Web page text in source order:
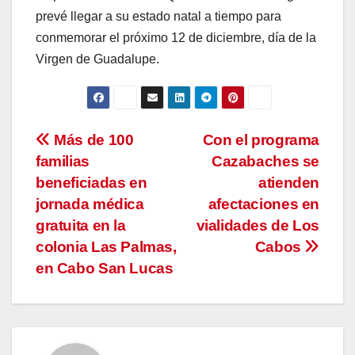
prevé llegar a su estado natal a tiempo para
conmemorar el próximo 12 de diciembre, día de la
Virgen de Guadalupe.
Navegación
de
entradas
Con el programa
Cazabaches se
atienden
afectaciones en
vialidades de Los
Cabos
Más de 100
familias
beneficiadas en
jornada médica
gratuita en la
colonia Las Palmas,
en Cabo San Lucas